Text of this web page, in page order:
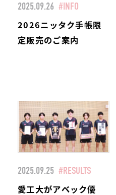
2025.09.26 #INFO
2026ニッタク手帳限
定販売のご案内
2025.09.25 #RESULTS
愛工大がアベック優